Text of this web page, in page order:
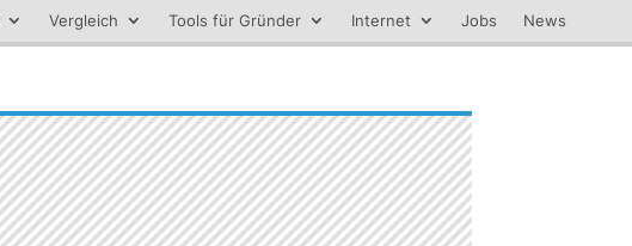
Vergleich Tools für Gründer Internet Jobs News